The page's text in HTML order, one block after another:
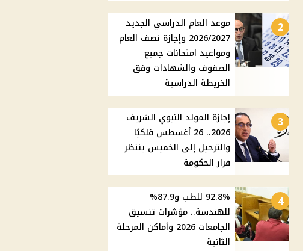
2
موعد العام الدراسي الجديد
2026/2027 وإجازة نصف العام
ومواعيد امتحانات جميع
الصفوف والشهادات وفق
الخريطة الدراسية
3
إجازة المولد النبوي الشريف
2026.. 26 أغسطس فلكيًا
والترحيل إلى الخميس ينتظر
قرار الحكومة
4
92.8% للطب و87.9%
للهندسة.. مؤشرات تنسيق
الجامعات 2026 وأماكن المرحلة
الثانية